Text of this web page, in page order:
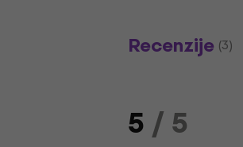
Recenzije (3)
5/ 5